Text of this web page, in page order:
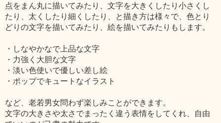
点をまん丸に描いてみたり、文字を大きくしたり小さくし
たり、太くしたり細くしたり、と描き方は様々で、色とり
どりの文字を描いてみたり、絵を描いてみたりもします。
・しなやかなで上品な文字
・力強く大胆な文字
・淡い色使いで優しい差し絵
・ポップでキュートなイラスト
など、老若男女問わず楽しみことができます。
文字の大きさや太さでまったく違う表情をしてくれ、自由